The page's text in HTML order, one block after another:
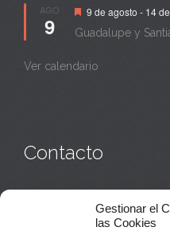
Gestionar el
las Cookies
AGO
9
Destacado
9 de agosto - 14
Guadalupe y
Ver calendario
Contacto
Monasterio:949 835 032
Casa de acogida:609 423
Parroquia y sacerdotes:949